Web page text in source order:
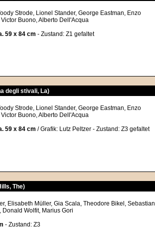
Strode, Lionel Stander, George Eastman, Enzo
Buono, Alberto Dell'Acqua
59 x 84 cm - Zustand: Z1 gefaltet
degli stivali, La)
Strode, Lionel Stander, George Eastman, Enzo
Buono, Alberto Dell'Acqua
59 x 84 cm / Grafik: Lutz Peltzer - Zustand: Z3 gefaltet
The)
Elisabeth Müller, Gia Scala, Theodore Bikel, Sebastian
Wolfit, Marius Gori
- Zustand: Z3